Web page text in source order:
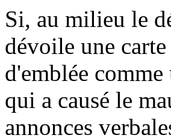
Si, au milieu le
dévoile une
d'emblée
qui a causé le
annonces